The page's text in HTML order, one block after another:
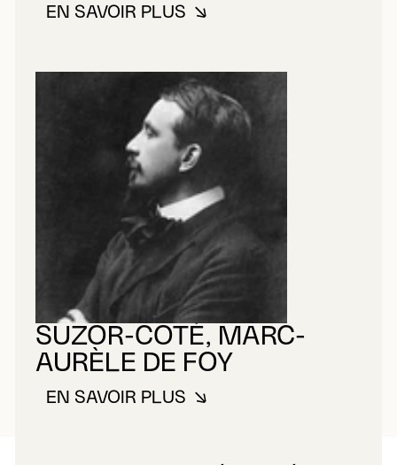
EN SAVOIR PLUSÀ PROPOS DE DUGUAY,
SUZOR-COTÉ, MARC-
AURÈLE DE FOY
EN SAVOIR PLUSÀ PROPOS DE SUZOR-COTÉ,